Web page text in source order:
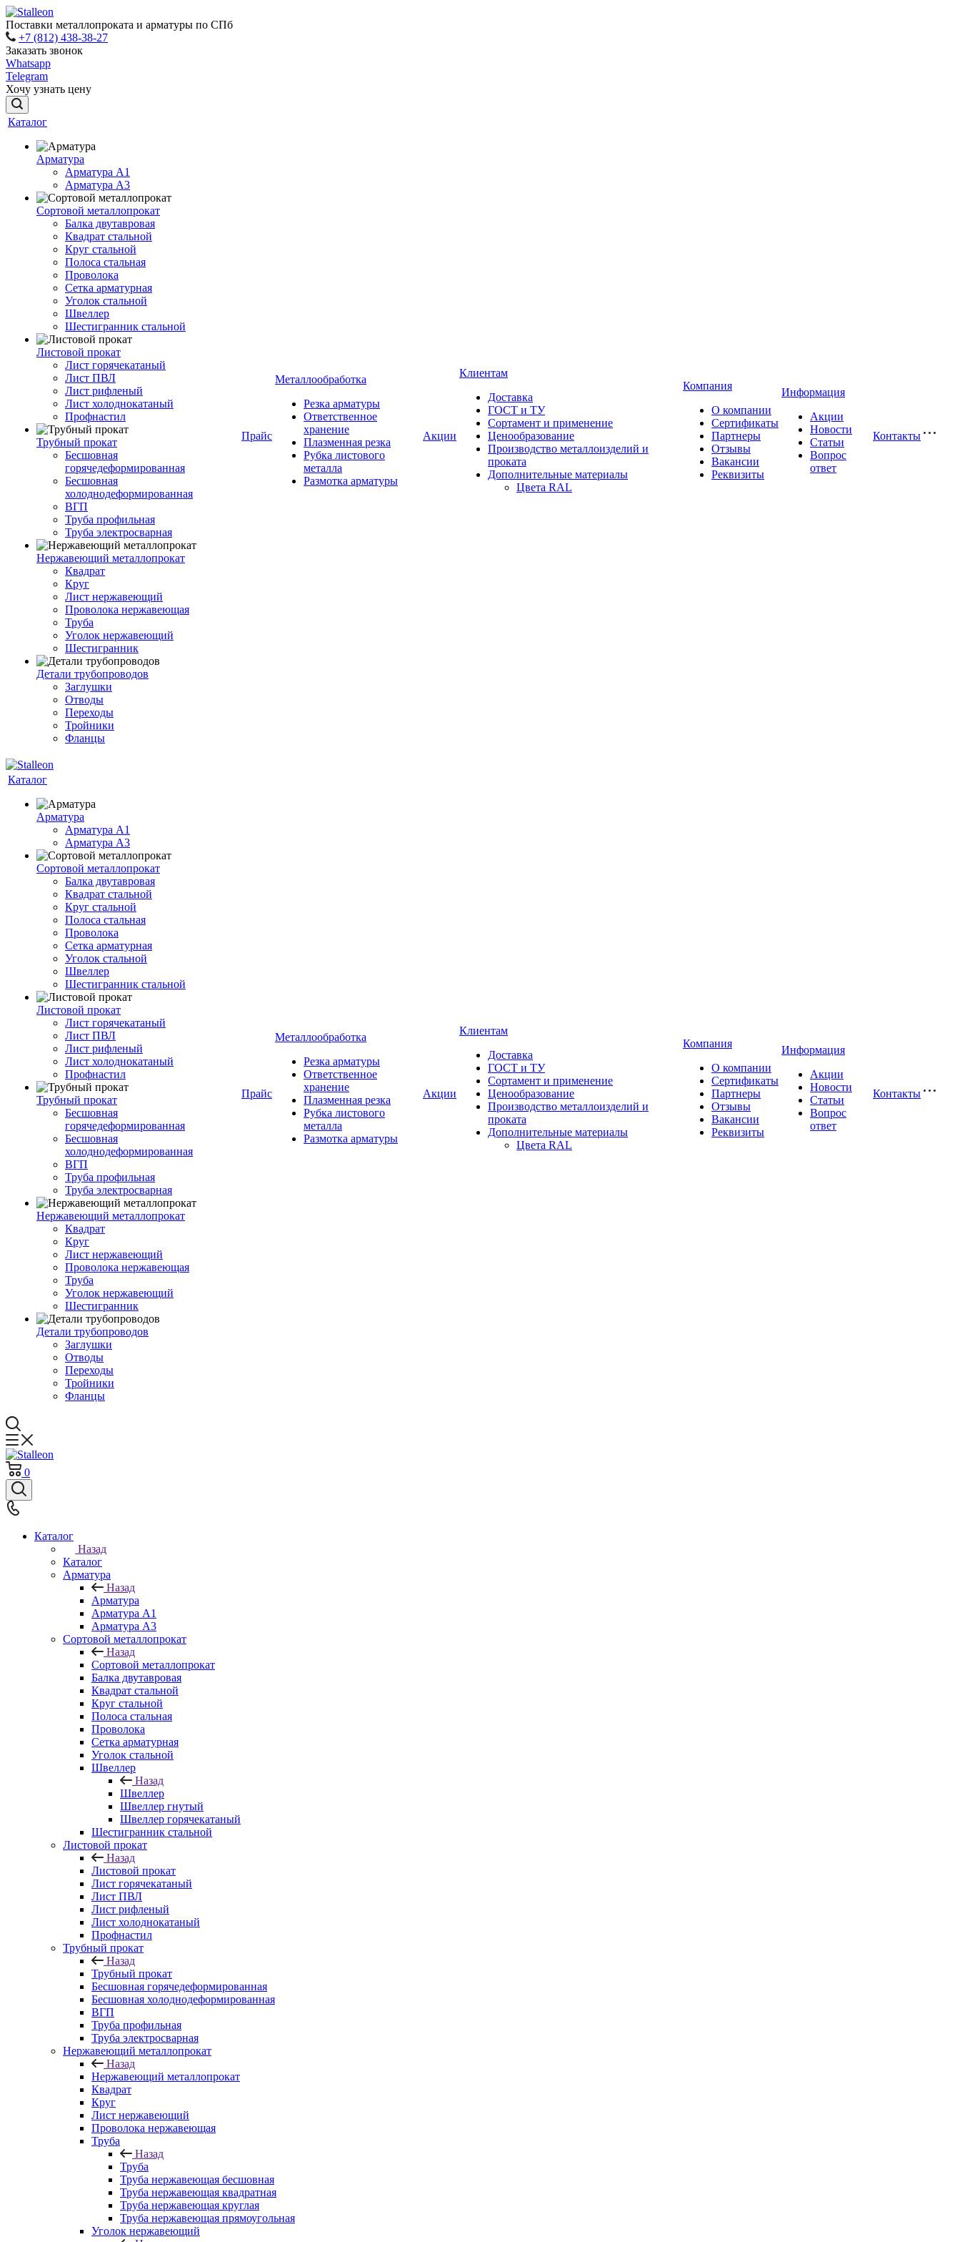
Поставки металлопроката и арматуры по СПб
+7 (812) 438-38-27
Заказать звонок
Whatsapp
Telegram
Хочу узнать цену
Каталог
Арматура
Арматура A1
Арматура А3
Сортовой металлопрокат
Балка двутавровая
Квадрат стальной
Круг стальной
Полоса стальная
Проволока
Сетка арматурная
Уголок стальной
Швеллер
Шестигранник стальной
Листовой прокат
Лист горячекатаный
Лист ПВЛ
Лист рифленый
Лист холоднокатаный
Профнастил
Трубный прокат
Бесшовная
горячедеформированная
Бесшовная
холоднодеформированная
ВГП
Труба профильная
Труба электросварная
Нержавеющий металлопрокат
Квадрат
Круг
Лист нержавеющий
Проволока нержавеющая
Труба
Уголок нержавеющий
Шестигранник
Детали трубопроводов
Заглушки
Отводы
Переходы
Тройники
Фланцы
Прайс
Металлообработка
Резка арматуры
Ответственное
хранение
Плазменная резка
Рубка листового
металла
Размотка арматуры
Акции
Клиентам
Доставка
ГОСТ и ТУ
Сортамент и применение
Ценообразование
Производство металлоизделий и
проката
Дополнительные материалы
Цвета RAL
Компания
О компании
Сертификаты
Партнеры
Отзывы
Вакансии
Реквизиты
Информация
Акции
Новости
Статьи
Вопрос
ответ
Контакты
Каталог
Арматура
Арматура A1
Арматура А3
Сортовой металлопрокат
Балка двутавровая
Квадрат стальной
Круг стальной
Полоса стальная
Проволока
Сетка арматурная
Уголок стальной
Швеллер
Шестигранник стальной
Листовой прокат
Лист горячекатаный
Лист ПВЛ
Лист рифленый
Лист холоднокатаный
Профнастил
Трубный прокат
Бесшовная
горячедеформированная
Бесшовная
холоднодеформированная
ВГП
Труба профильная
Труба электросварная
Нержавеющий металлопрокат
Квадрат
Круг
Лист нержавеющий
Проволока нержавеющая
Труба
Уголок нержавеющий
Шестигранник
Детали трубопроводов
Заглушки
Отводы
Переходы
Тройники
Фланцы
Прайс
Металлообработка
Резка арматуры
Ответственное
хранение
Плазменная резка
Рубка листового
металла
Размотка арматуры
Акции
Клиентам
Доставка
ГОСТ и ТУ
Сортамент и применение
Ценообразование
Производство металлоизделий и
проката
Дополнительные материалы
Цвета RAL
Компания
О компании
Сертификаты
Партнеры
Отзывы
Вакансии
Реквизиты
Информация
Акции
Новости
Статьи
Вопрос
ответ
Контакты
0
Каталог
Назад
Каталог
Арматура
Назад
Арматура
Арматура A1
Арматура А3
Сортовой металлопрокат
Назад
Сортовой металлопрокат
Балка двутавровая
Квадрат стальной
Круг стальной
Полоса стальная
Проволока
Сетка арматурная
Уголок стальной
Швеллер
Назад
Швеллер
Швеллер гнутый
Швеллер горячекатаный
Шестигранник стальной
Листовой прокат
Назад
Листовой прокат
Лист горячекатаный
Лист ПВЛ
Лист рифленый
Лист холоднокатаный
Профнастил
Трубный прокат
Назад
Трубный прокат
Бесшовная горячедеформированная
Бесшовная холоднодеформированная
ВГП
Труба профильная
Труба электросварная
Нержавеющий металлопрокат
Назад
Нержавеющий металлопрокат
Квадрат
Круг
Лист нержавеющий
Проволока нержавеющая
Труба
Назад
Труба
Труба нержавеющая бесшовная
Труба нержавеющая квадратная
Труба нержавеющая круглая
Труба нержавеющая прямоугольная
Уголок нержавеющий